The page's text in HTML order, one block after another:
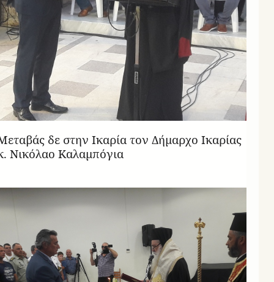
δε στην Ικαρία τον Δήμαρχο Ικαρίας
Νικόλαο Καλαμπόγια